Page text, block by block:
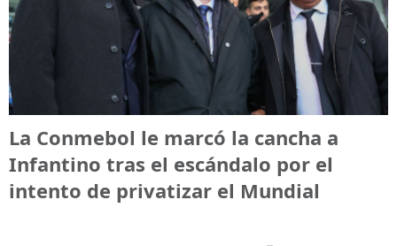
La Conmebol le marcó la cancha a
Infantino tras el escándalo por el
intento de privatizar el Mundial